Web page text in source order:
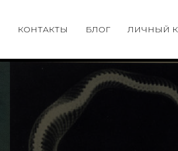
КОНТАКТЫ БЛОГ ЛИЧНЫЙ